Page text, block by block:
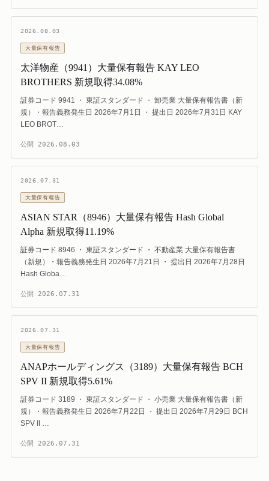
2026.08.03
大量保有報告
太洋物産（9941）大量保有報告 KAY LEO
BROTHERS 新規取得34.08%
証券コード 9941 ・ 東証スタンダード ・ 卸売業 大量保有報告書（新
規）・報告義務発生日 2026年7月1日 ・ 提出日 2026年7月31日 KAY
LEO BROT…
公開 2026.08.03
2026.07.31
大量保有報告
ASIAN STAR（8946）大量保有報告 Hash Global
Alpha 新規取得11.19%
証券コード 8946 ・ 東証スタンダード ・ 不動産業 大量保有報告書
（新規）・報告義務発生日 2026年7月21日 ・ 提出日 2026年7月28日
Hash Globa…
公開 2026.07.31
2026.07.31
大量保有報告
ANAPホールディングス（3189）大量保有報告 BCH
SPV II 新規取得5.61%
証券コード 3189 ・ 東証スタンダード ・ 小売業 大量保有報告書（新
規）・報告義務発生日 2026年7月22日 ・ 提出日 2026年7月29日 BCH
SPV II …
公開 2026.07.31